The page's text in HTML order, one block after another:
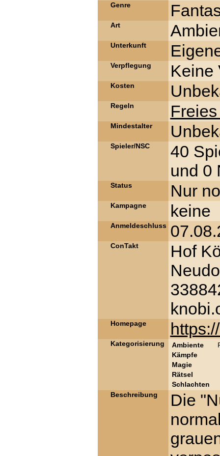
Genre
Art
Unterkunft
Verpflegung Keine
Kosten
Regeln
Mindestalter
Spieler/NSC
40
und 0
Status Nur
Kampagne keine
Anmeldeschluss
ConTakt
Hof
Homepage
Kategorisierung Ambiente
Kämpfe
Magie
Rätsel
Schlachten
Beschreibung
Die